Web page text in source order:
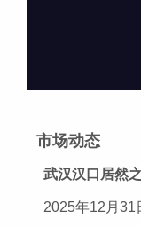
市场动态
武汉汉口居然
2025年12月31日